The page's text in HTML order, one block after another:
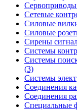
Сетевые
Силовые
Силовые
Сирены
Системы
Системы
(3)
Системы
Соединения
Соединения
Специальные